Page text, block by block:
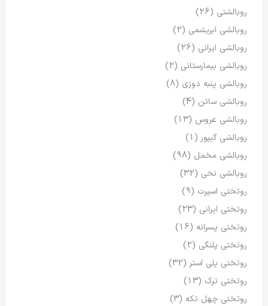
روبالشتی (26)
روبالشی ابریشمی (2)
روبالشی ایرانی (26)
روبالشی بیمارستانی (2)
روبالشی پنبه دوزی (8)
روبالشی ساتن (4)
روبالشی عروس (13)
روبالشی گیپور (1)
روبالشی مخمل (98)
روبالشی نخی (32)
روتختی اسپرت (9)
روتختی ایرانی (23)
روتختی پسرانه (16)
روتختی پلنگی (2)
روتختی پلی استر (32)
روتختی ترک (13)
روتختی چهل تکه (3)